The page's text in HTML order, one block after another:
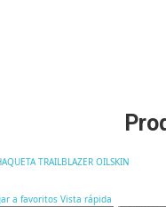
a favoritos Vista rápida